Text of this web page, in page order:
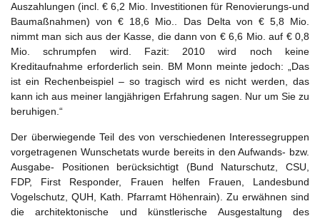
Auszahlungen (incl. € 6,2 Mio. Investitionen für Renovierungs-und
Baumaßnahmen) von € 18,6 Mio.. Das Delta von € 5,8 Mio.
nimmt man sich aus der Kasse, die dann von € 6,6 Mio. auf € 0,8
Mio. schrumpfen wird. Fazit: 2010 wird noch keine
Kreditaufnahme erforderlich sein. BM Monn meinte jedoch: „Das
ist ein Rechenbeispiel – so tragisch wird es nicht werden, das
kann ich aus meiner langjährigen Erfahrung sagen. Nur um Sie zu
beruhigen.“
Der überwiegende Teil des von verschiedenen Interessegruppen
vorgetragenen Wunschetats wurde bereits in den Aufwands- bzw.
Ausgabe- Positionen berücksichtigt (Bund Naturschutz, CSU,
FDP, First Responder, Frauen helfen Frauen, Landesbund
Vogelschutz, QUH, Kath. Pfarramt Höhenrain). Zu erwähnen sind
die architektonische und künstlerische Ausgestaltung des